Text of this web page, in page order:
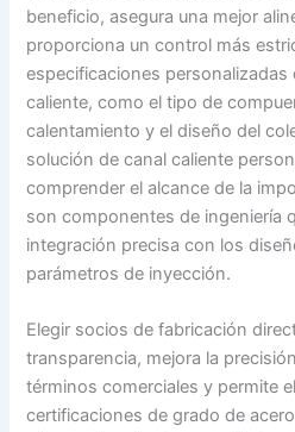
beneficio, asegura una mejor
proporciona un control más
especificaciones personalizadas
caliente, como el tipo de
calentamiento y el diseño del
solución de canal caliente
comprender el alcance de la
son componentes de ingeniería
integración precisa con los
parámetros de inyección.
Elegir socios de fabricación
transparencia, mejora la
términos comerciales y permite
certificaciones de grado de